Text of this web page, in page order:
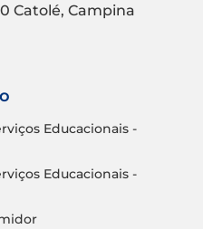
Catolé, Campina
Educacionais -
Educacionais -